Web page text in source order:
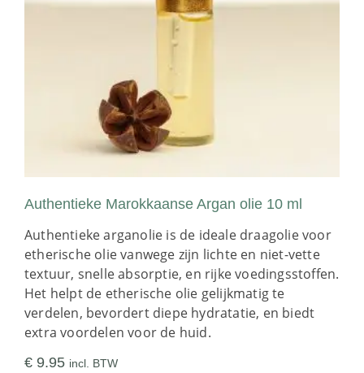
Authentieke Marokkaanse Argan olie 10 ml
Authentieke arganolie is de ideale draagolie voor
etherische olie vanwege zijn lichte en niet-vette
textuur, snelle absorptie, en rijke voedingsstoffen.
Het helpt de etherische olie gelijkmatig te
verdelen, bevordert diepe hydratatie, en biedt
extra voordelen voor de huid.
€ 9.95 incl. BTW